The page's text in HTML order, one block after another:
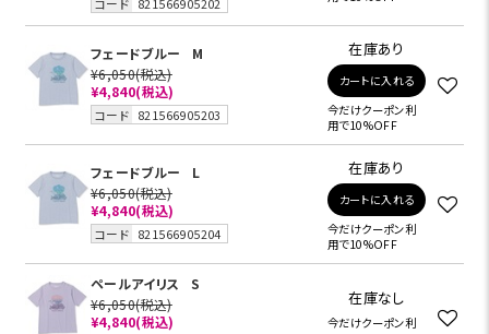
コード 821566905202
フェードブルー
M
¥6,050(税込)
¥4,840(税込)
コード 821566905203
在庫あり
カートに入れる
今だけクーポン利
用で10%OFF
フェードブルー
L
¥6,050(税込)
¥4,840(税込)
コード 821566905204
在庫あり
カートに入れる
今だけクーポン利
用で10%OFF
ペールアイリス
S
¥6,050(税込)
¥4,840(税込)
在庫なし
今だけクーポン利